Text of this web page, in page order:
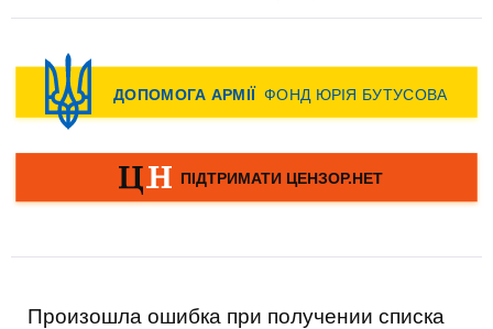
Произошла ошибка при получении списка